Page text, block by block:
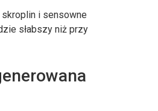
i sensowne
słabszy niż przy